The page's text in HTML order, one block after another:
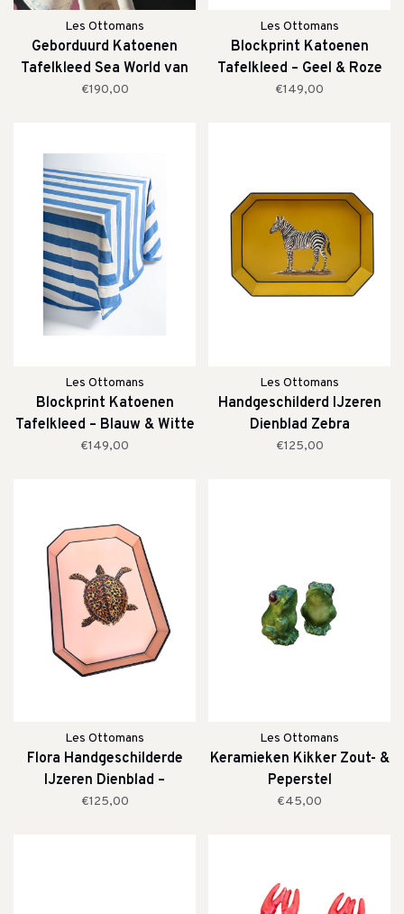
Les Ottomans
Geborduurd Katoenen
Tafelkleed Sea World van
Les Ottomans
€190,00
Les Ottomans
Blockprint Katoenen
Tafelkleed – Geel & Roze
Strepen
€149,00
Les Ottomans
Blockprint Katoenen
Tafelkleed – Blauw & Witte
Strepen
€149,00
Les Ottomans
Handgeschilderd IJzeren
Dienblad Zebra
€125,00
Les Ottomans
Flora Handgeschilderde
IJzeren Dienblad –
Schildpad
€125,00
Les Ottomans
Keramieken Kikker Zout- &
Peperstel
€45,00